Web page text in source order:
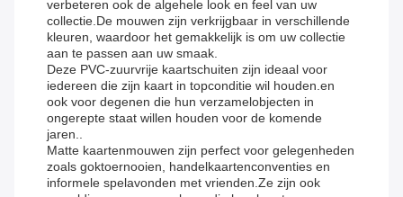
verbeteren ook de algehele look en feel van uw
collectie.De mouwen zijn verkrijgbaar in verschillende
kleuren, waardoor het gemakkelijk is om uw collectie
aan te passen aan uw smaak.
Deze PVC-zuurvrije kaartschuiten zijn ideaal voor
iedereen die zijn kaart in topconditie wil houden.en
ook voor degenen die hun verzamelobjecten in
ongerepte staat willen houden voor de komende
jaren..
Matte kaartenmouwen zijn perfect voor gelegenheden
zoals goktoernooien, handelkaartenconventies en
informele spelavonden met vrienden.Ze zijn ook